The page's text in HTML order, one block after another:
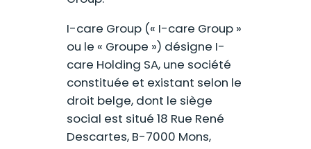
I-care Group (« I-care Group »
ou le « Groupe ») désigne I-
care Holding SA, une société
constituée et existant selon le
droit belge, dont le siège
social est situé 18 Rue René
Descartes, B-7000 Mons,